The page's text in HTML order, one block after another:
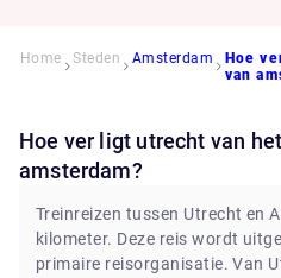
Home Steden Amsterdam
Hoe
van
Hoe ver ligt utrecht van het centrum van
amsterdam?
Treinreizen tussen Utrecht en
kilometer. Deze reis wordt
primaire reisorganisatie. Van